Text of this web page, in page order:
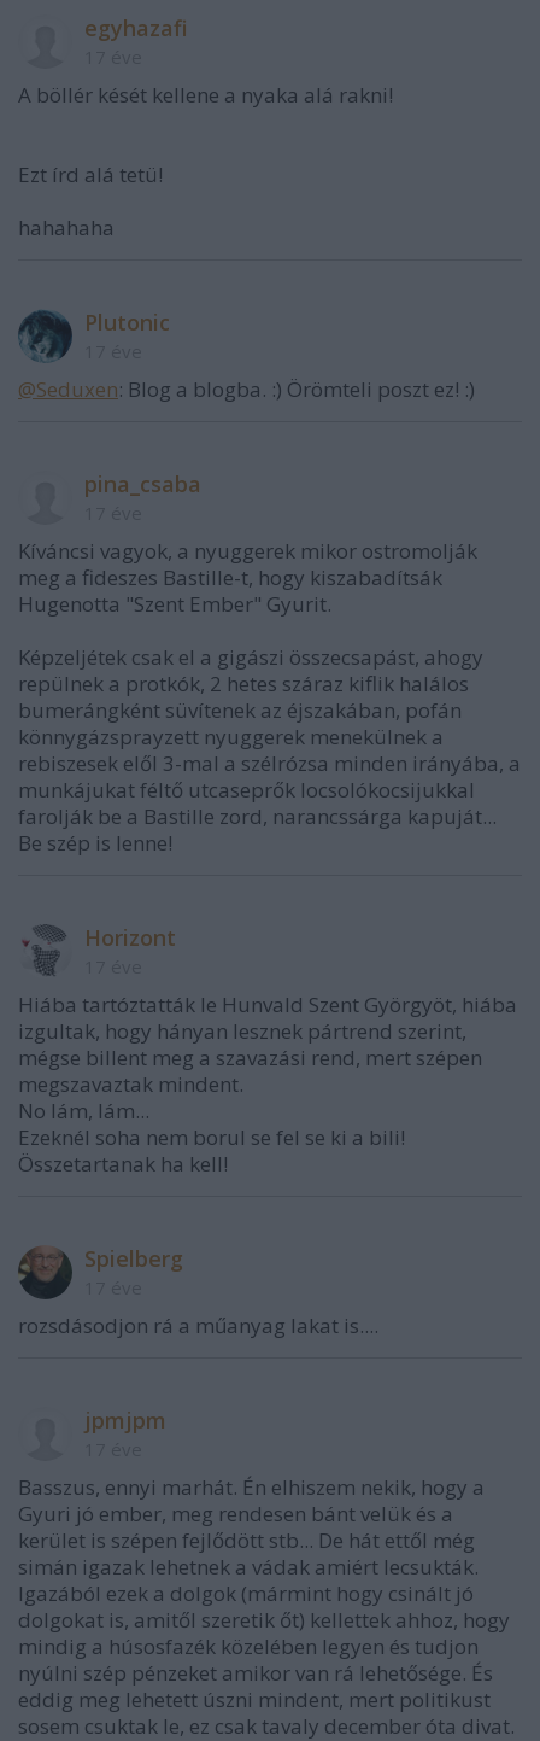
egyhazafi
A böllér kését kellene a nyaka alá rakni!
Ezt írd alá tetü!
hahahaha
Plutonic
@Seduxen: Blog a blogba. :) Örömteli poszt ez! :)
pina_csaba
Kíváncsi vagyok, a nyuggerek mikor ostromolják
meg a fideszes Bastille-t, hogy kiszabadítsák
Hugenotta "Szent Ember" Gyurit.
Képzeljétek csak el a gigászi összecsapást, ahogy
repülnek a protkók, 2 hetes száraz kiflik halálos
bumerángként süvítenek az éjszakában, pofán
könnygázsprayzett nyuggerek menekülnek a
rebiszesek elől 3-mal a szélrózsa minden irányába, a
munkájukat féltő utcaseprők locsolókocsijukkal
farolják be a Bastille zord, narancssárga kapuját...
Be szép is lenne!
Horizont
Hiába tartóztatták le Hunvald Szent Györgyöt, hiába
izgultak, hogy hányan lesznek pártrend szerint,
mégse billent meg a szavazási rend, mert szépen
megszavaztak mindent.
No lám, lám...
Ezeknél soha nem borul se fel se ki a bili!
Összetartanak ha kell!
Spielberg
rozsdásodjon rá a műanyag lakat is....
jpmjpm
Basszus, ennyi marhát. Én elhiszem nekik, hogy a
Gyuri jó ember, meg rendesen bánt velük és a
kerület is szépen fejlődött stb... De hát ettől még
simán igazak lehetnek a vádak amiért lecsukták.
Igazából ezek a dolgok (mármint hogy csinált jó
dolgokat is, amitől szeretik őt) kellettek ahhoz, hogy
mindig a húsosfazék közelében legyen és tudjon
nyúlni szép pénzeket amikor van rá lehetősége. És
eddig meg lehetett úszni mindent, mert politikust
sosem csuktak le, ez csak tavaly december óta divat.